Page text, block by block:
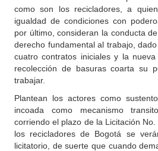
como son los recicladores, a
igualdad de condiciones con
por último, consideran la conducta
derecho fundamental al trabajo,
cuatro contratos iniciales y la
recolección de basuras coarta su
trabajar.
Plantean los actores como
incoada como mecanismo
corriendo el plazo de la Licitación No.
los recicladores de Bogotá se
licitatorio, de suerte que cuando